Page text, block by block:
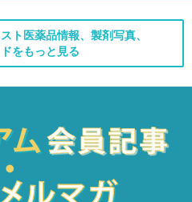
ト医薬品情報、製剤写真、
をもっと見る